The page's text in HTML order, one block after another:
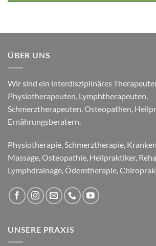
ÜBER UNS
Wir sind ein interdisziplinäres
Physiotherapeuten, Lymphtherapeuten,
Schmerztherapeuten, Osteopathen,
Ernährungsberatern.
Physiotherapie, Schmerztherapie,
Massage, Osteopathie, Heilpraktiker,
Lymphdrainage, Ödemtherapie,
UNSERE PRAXIS